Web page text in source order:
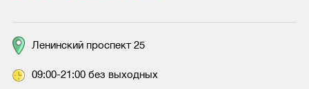
Ленинский проспект 25
09:00-21:00 без выходных